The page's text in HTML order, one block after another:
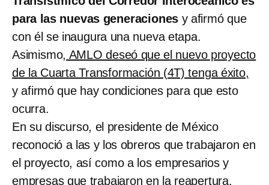
para las nuevas generaciones y afirmó que
con él se inaugura una nueva etapa.
Asimismo, AMLO deseó que el nuevo proyecto
de la Cuarta Transformación (4T) tenga éxito,
y afirmó que hay condiciones para que esto
ocurra.
En su discurso, el presidente de México
reconoció a las y los obreros que trabajaron en
el proyecto, así como a los empresarios y
empresas que trabajaron en la reapertura.